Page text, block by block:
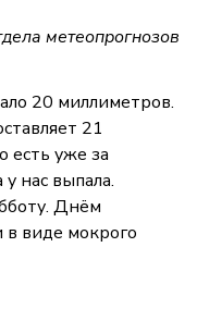
метеопрогнозов
20 миллиметров.
21
есть уже за
нас выпала.
Днём
в виде мокрого